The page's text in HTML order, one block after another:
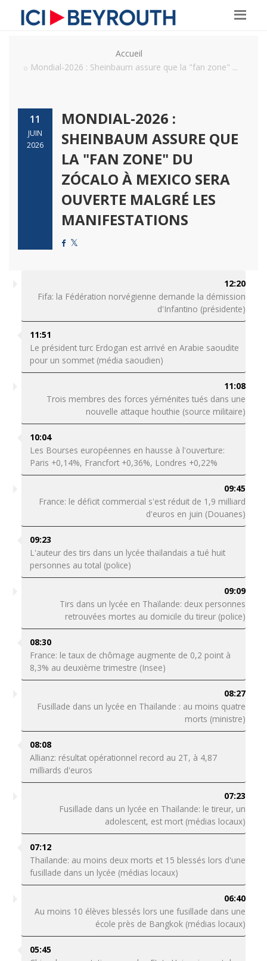
Accueil
Mondial-2026 : Sheinbaum assure que la "fan zone" ...
11
JUIN
2026
MONDIAL-2026 :
SHEINBAUM ASSURE QUE
LA "FAN ZONE" DU
ZÓCALO À MEXICO SERA
OUVERTE MALGRÉ LES
MANIFESTATIONS
12:20
Fifa: la Fédération norvégienne demande la démission
d'Infantino (présidente)
11:51
Le président turc Erdogan est arrivé en Arabie saoudite
pour un sommet (média saoudien)
11:08
Trois membres des forces yéménites tués dans une
nouvelle attaque houthie (source militaire)
10:04
Les Bourses européennes en hausse à l'ouverture:
Paris +0,14%, Francfort +0,36%, Londres +0,22%
09:45
France: le déficit commercial s'est réduit de 1,9 milliard
d'euros en juin (Douanes)
09:23
L'auteur des tirs dans un lycée thaïlandais a tué huit
personnes au total (police)
09:09
Tirs dans un lycée en Thaïlande: deux personnes
retrouvées mortes au domicile du tireur (police)
08:30
France: le taux de chômage augmente de 0,2 point à
8,3% au deuxième trimestre (Insee)
08:27
Fusillade dans un lycée en Thaïlande : au moins quatre
morts (ministre)
08:08
Allianz: résultat opérationnel record au 2T, à 4,87
milliards d'euros
07:23
Fusillade dans un lycée en Thaïlande: le tireur, un
adolescent, est mort (médias locaux)
07:12
Thaïlande: au moins deux morts et 15 blessés lors d'une
fusillade dans un lycée (médias locaux)
06:40
Au moins 10 élèves blessés lors une fusillade dans une
école près de Bangkok (médias locaux)
05:45